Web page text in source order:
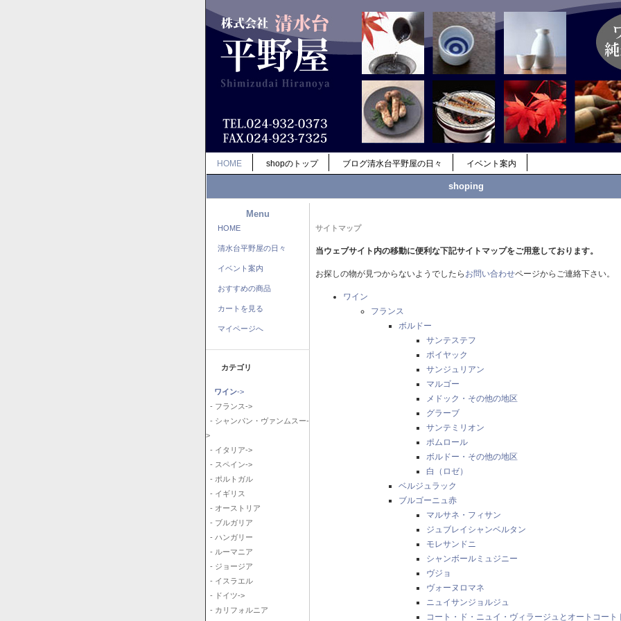
HOME shopのトップ ブログ清水台平野屋の日々 イベント案内
shoping
Menu
HOME
清水台平野屋の日々
イベント案内
おすすめの商品
カートを見る
マイページへ
カテゴリ
ワイン->
- フランス->
- シャンパン・ヴァンムスー-
>
- イタリア->
- スペイン->
- ポルトガル
- イギリス
- オーストリア
- ブルガリア
- ハンガリー
- ルーマニア
- ジョージア
- イスラエル
- ドイツ->
- カリフォルニア
サイトマップ
当ウェブサイト内の移動に便利な下記サイトマップをご用意しております。
お探しの物が見つからないようでしたら お問い合わせページからご連絡下さい。
ワイン
フランス
ボルドー
サンテステフ
ポイヤック
サンジュリアン
マルゴー
メドック・その他の地区
グラーブ
サンテミリオン
ポムロール
ボルドー・その他の地区
白（ロゼ）
ベルジュラック
ブルゴーニュ赤
マルサネ・フィサン
ジュブレイシャンベルタン
モレサンドニ
シャンボールミュジニー
ヴジョ
ヴォーヌロマネ
ニュイサンジョルジュ
コート・ド・ニュイ・ヴィラージュとオートコート